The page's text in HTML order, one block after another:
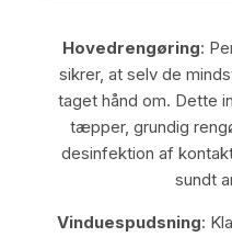
Hovedrengøring:
sikrer, at selv de
taget hånd om. Dette
tæpper, grundig
desinfektion af
sundt
Vinduespudsning: